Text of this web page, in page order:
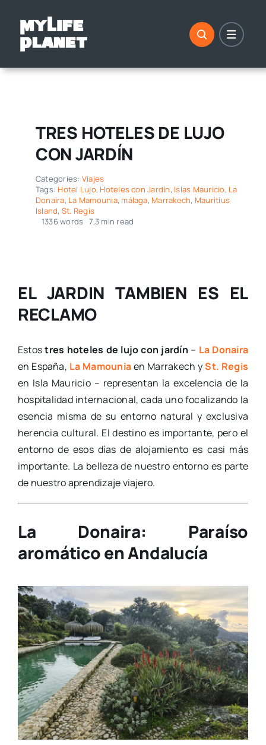
contenido
TRES HOTELES DE LUJO
CON JARDÍN
Categories: Viajes
Tags: Hotel Lujo, Hoteles con Jardín, Islas Mauricio, La
Donaira, La Mamounia, málaga, Marrakech, Mauritius
Island, St. Regis
1336 words 7,3 min read
EL JARDIN TAMBIEN ES EL
RECLAMO
Estostres hoteles de lujo con jardín – La Donaira
en España, La Mamouniaen Marrakech ySt. Regis
en Isla Mauricio – representan la excelencia de la
hospitalidad internacional, cada uno focalizando la
esencia misma de su entorno natural y exclusiva
herencia cultural. El destino es importante, pero el
entorno de esos días de alojamiento es casi más
importante. La belleza de nuestro entorno es parte
de nuestro aprendizaje viajero.
La Donaira: Paraíso
aromático en Andalucía